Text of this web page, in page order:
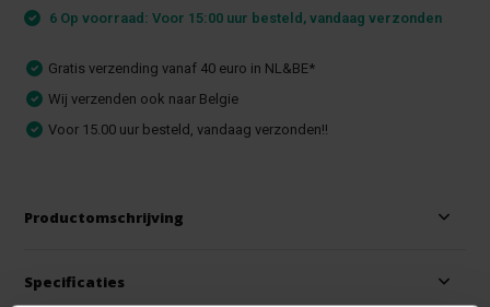
6 Op voorraad: Voor 15:00 uur besteld, vandaag verzonden
Gratis verzending vanaf 40 euro in NL&BE*
Wij verzenden ook naar Belgie
Voor 15.00 uur besteld, vandaag verzonden!!
Productomschrijving
Specificaties